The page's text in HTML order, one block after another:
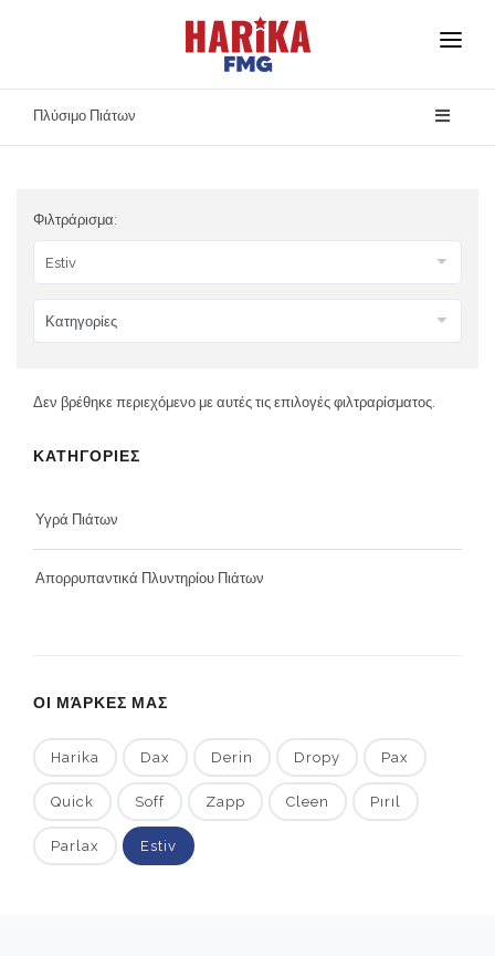
Αρχική
Ασφάλεια Προϊόντων
Επικοινωνία
Πλύσιμο Πιάτων
Φιλτράρισμα:
Δεν βρέθηκε περιεχόμενο με αυτές τις επιλογές φιλτραρίσματος.
ΚΑΤΗΓΟΡΙΕΣ
Υγρά Πιάτων
Απορρυπαντικά Πλυντηρίου Πιάτων
ΟΙ ΜΆΡΚΕΣ ΜΑΣ
Harika Dax Derin Dropy Pax
Quick Soff Zapp Cleen Pırıl
Parlax Estiv